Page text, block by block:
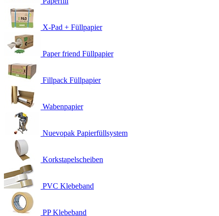
X-Pad + Füllpapier
Paper friend Füllpapier
Fillpack Füllpapier
Wabenpapier
Nuevopak Papierfüllsystem
Korkstapelscheiben
PVC Klebeband
PP Klebeband